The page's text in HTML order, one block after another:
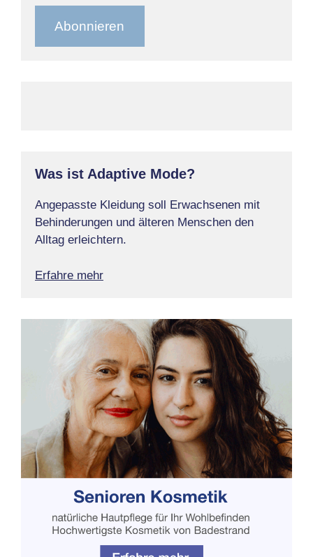
Abonnieren
Was ist Adaptive Mode?
Angepasste Kleidung soll Erwachsenen mit
Behinderungen und älteren Menschen den
Alltag erleichtern.
Erfahre mehr